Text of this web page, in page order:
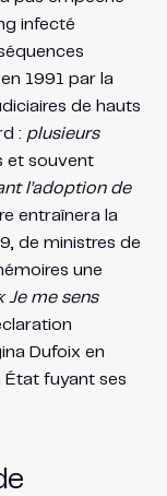
infecté
1991 par la
de hauts
: plusieurs
et souvent
l’adoption de
entraînera la
de ministres de
une
Je me sens
Dufoix en
État fuyant ses